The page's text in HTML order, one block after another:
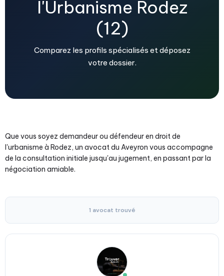
l'Urbanisme Rodez
(12)
Comparez les profils spécialisés et déposez
votre dossier.
Que vous soyez demandeur ou défendeur en droit de
l'urbanisme à Rodez, un avocat du Aveyron vous accompagne
de la consultation initiale jusqu'au jugement, en passant par la
négociation amiable.
1 avocat trouvé